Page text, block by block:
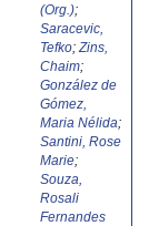
(Org.);
Saracevic,
Tefko; Zins,
Chaim;
González de
Gómez,
Maria Nélida;
Santini, Rose
Marie;
Souza,
Rosali
Fernandes